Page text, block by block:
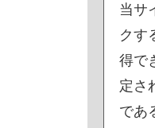
当サ
クす
得で
定さ
であ